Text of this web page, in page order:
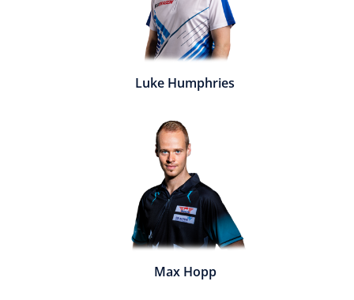
Luke Humphries
Max Hopp